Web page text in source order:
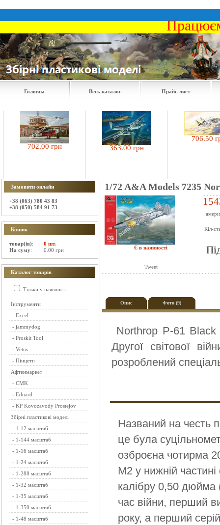
Головна Весь каталог Прайс-лист
702.00 грн 363.00 грн
706.50 грн
Замовити онлайн
+38 (063) 780 43 83
+38 (050) 584 91 73
Кошик
товар(ів):
0 шт.
На суму: 0.00 грн
Каталог товарів
Тільки у наявності
Інструменти
- Excel
- jammydog
- Proskit Tool
- Vetus
- Пінцети
Афтенмаркет
- CMK
- Eduard
- KP Kovozavody Prostejov
Збірні пластикові моделі
- 1-12 масштаб
- 1-144 масштаб
- 1-16 масштаб
- 1-24 масштаб
- 1-288 масштаб
- 1-32 масштаб
- 1-35 масштаб
- 1-350 масштаб
- 1-48 масштаб
1/72 A&A Models 7235
Є в наявності
Tweet
Кіл-
Опис Фото (9)
Northrop P-61
Другої світової
розроблений
Названий на честь
це була
озброєна чотирма
M2 у нижній
калібру 0,50 дюйма
час війни, перший
року, а перший